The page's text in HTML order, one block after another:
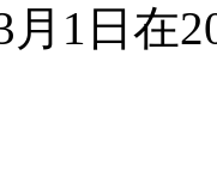
月1日在